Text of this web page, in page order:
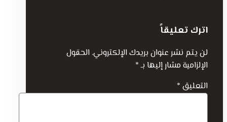
اترك تعليقاً
لن يتم نشر عنوان بريدك الإلكتروني. الحقول
الإلزامية مشار إليها بـ*
التعليق *